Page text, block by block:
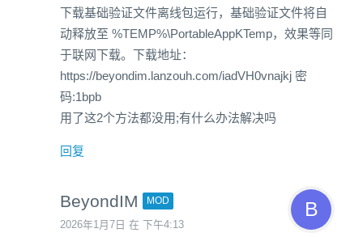
下载基础验证文件离线包运行，基础验证文件将自
动释放至 %TEMP%\PortableAppKTemp，效果等同
于联网下载。下载地址：
https://beyondim.lanzouh.com/iadVH0vnajkj 密
码:1bpb
用了这2个方法都没用;有什么办法解决吗
回复
BeyondIM MOD
2026年1月7日 在 下午4:13